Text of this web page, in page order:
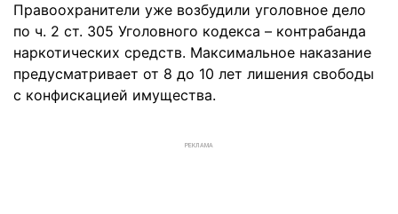
Правоохранители уже возбудили уголовное дело
по ч. 2 ст. 305 Уголовного кодекса – контрабанда
наркотических средств. Максимальное наказание
предусматривает от 8 до 10 лет лишения свободы
с конфискацией имущества.
РЕКЛАМА